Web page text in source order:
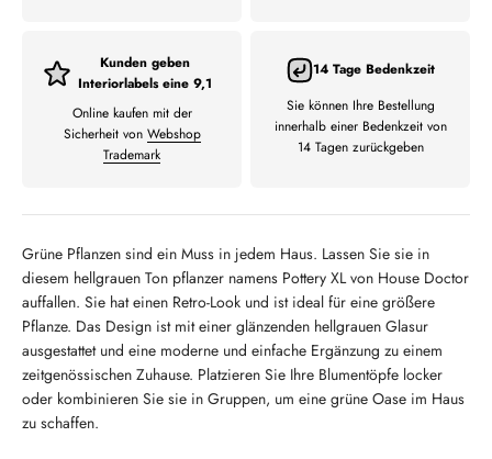
Kunden geben
Interiorlabels eine 9,1
Online kaufen mit der
Sicherheit von Webshop
Trademark
14 Tage Bedenkzeit
Sie können Ihre Bestellung
innerhalb einer Bedenkzeit von
14 Tagen zurückgeben
Grüne Pflanzen sind ein Muss in jedem Haus. Lassen Sie sie in
diesem hellgrauen Ton pflanzer namens Pottery XL von House Doctor
auffallen. Sie hat einen Retro-Look und ist ideal für eine größere
Pflanze. Das Design ist mit einer glänzenden hellgrauen Glasur
ausgestattet und eine moderne und einfache Ergänzung zu einem
zeitgenössischen Zuhause. Platzieren Sie Ihre Blumentöpfe locker
oder kombinieren Sie sie in Gruppen, um eine grüne Oase im Haus
zu schaffen.